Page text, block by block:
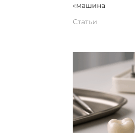
«машина
Статьи